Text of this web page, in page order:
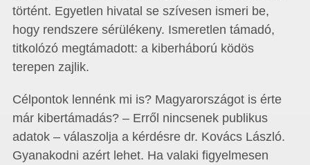
történt. Egyetlen hivatal se szívesen ismeri be,
hogy rendszere sérülékeny. Ismeretlen támadó,
titkolózó megtámadott: a kiberháború ködös
terepen zajlik.
Célpontok lennénk mi is? Magyarországot is érte
már kibertámadás? – Erről nincsenek publikus
adatok – válaszolja a kérdésre dr. Kovács László.
Gyanakodni azért lehet. Ha valaki figyelmesen